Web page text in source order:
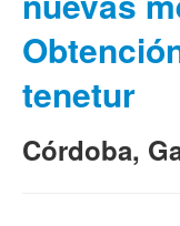
tenetur
Córdoba,